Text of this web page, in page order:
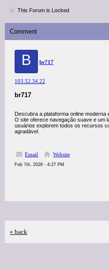
This Forum is Locked
Comment
B br717
103.52.34.22
br717
Descubra a plataforma online moderna
O site oferece navegação suave e um
usuários explorem todos os recursos
agradável.
Email Website
Feb 7th, 2026 - 4:27 PM
« back